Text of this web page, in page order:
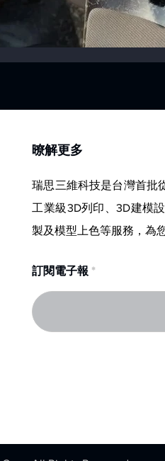
​暸解更多
瑞思三維科技是台灣首批
工業級3D列印、3D建模
製及模型上色等服務，為
訂閱電子報